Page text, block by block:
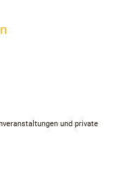
und private